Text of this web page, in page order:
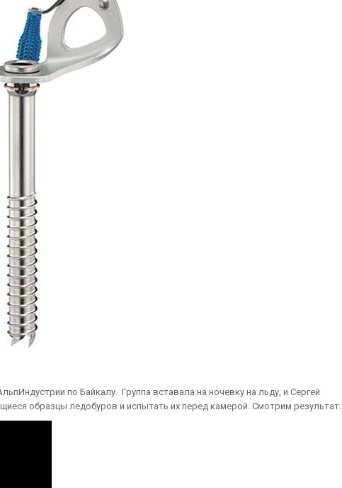
по Байкалу. Группа вставала на ночевку на льду, и Сергей
образцы ледобуров и испытать их перед камерой. Смотрим результат.